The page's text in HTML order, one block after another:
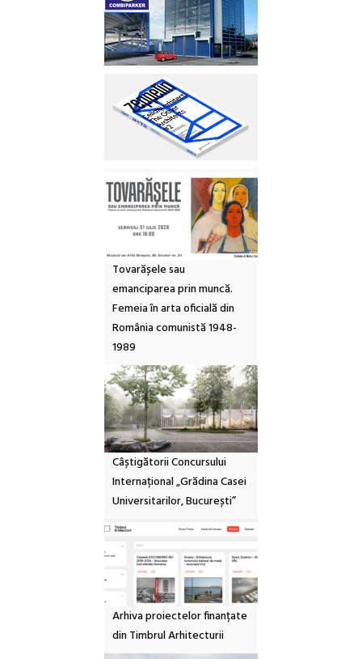
Tovarășele sau
emanciparea prin muncă.
Femeia în arta oficială din
România comunistă 1948-
1989
Câștigătorii Concursului
Internațional „Grădina Casei
Universitarilor, București”
Arhiva proiectelor finanțate
din Timbrul Arhitecturii